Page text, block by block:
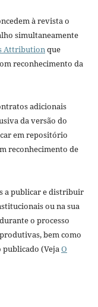
à revista o
simultaneamente
Attributionque
reconhecimento da
adicionais
da versão do
em repositório
reconhecimento de
a publicar e distribuir
ou na sua
o processo
bem como
publicado (VejaO